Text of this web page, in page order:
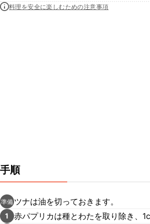
料理を安全に楽しむための注意事項
手順
準備 ツナは油を切っておきます。
1 赤パプリカは種とわたを取り除き、